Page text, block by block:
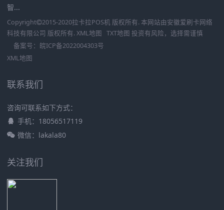
智...
Copyright 2015-2020拉卡拉POS机 版权所有. 本网站由安徽爱刷卡网络
科技有限公司 版权所有. XML地图 TXT地图 投资有风险，选择需谨慎
备案号： 皖ICP备2022004303号
XML地图
联系我们
咨询可联系如下方式：
手机：18056517119
微信：lakala80
关注我们